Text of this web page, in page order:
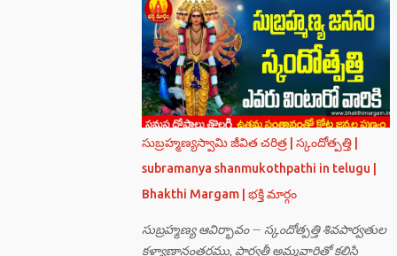
సుబ్రహ్మణ్యస్వామి జీవిత చరిత్ర | స్కందోత్పత్తి |
subramanya shanmukothpathi in telugu |
Bhakthi Margam | భక్తి మార్గం
సుబ్రహ్మణ్య ఆవిర్భావం – స్కందోత్పత్తి శివపార్వతుల
కళ్యాణానంతరము, పార్వతీ అమ్మవారితో కలిసి